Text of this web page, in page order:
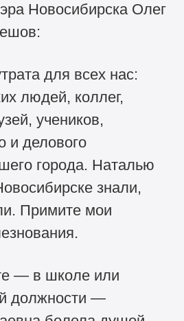
Новосибирска Олег
для всех нас:
людей, коллег,
учеников,
и делового
города. Наталью
знали,
Примите мои
— в школе или
должности —